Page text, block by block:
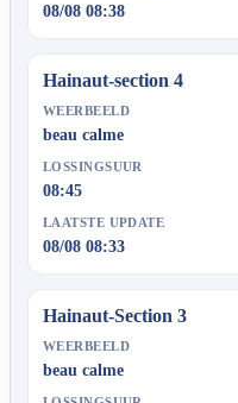
08/08 08:38
Hainaut-section 4
WEERBEELD
beau calme
LOSSINGSUUR
08:45
LAATSTE UPDATE
08/08 08:33
Hainaut-Section 3
WEERBEELD
beau calme